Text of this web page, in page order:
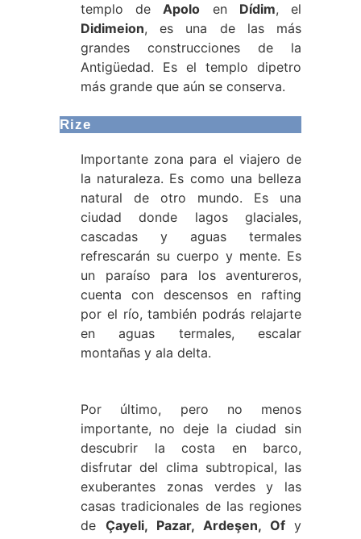
templo deApolo en Dídim, el
Didimeion, es una de las más
grandes construcciones de la
Antigüedad. Es el templo dipetro
más grande que aún se conserva.
Rize
Importante zona para el viajero de
la naturaleza. Es como una belleza
natural de otro mundo. Es una
ciudad donde lagos glaciales,
cascadas y aguas termales
refrescarán su cuerpo y mente. Es
un paraíso para los aventureros,
cuenta con descensos en rafting
por el río, también podrás relajarte
en aguas termales, escalar
montañas y ala delta.
Por último, pero no menos
importante, no deje la ciudad sin
descubrir la costa en barco,
disfrutar del clima subtropical, las
exuberantes zonas verdes y las
casas tradicionales de las regiones
de Çayeli, Pazar, Ardeşen, Of y